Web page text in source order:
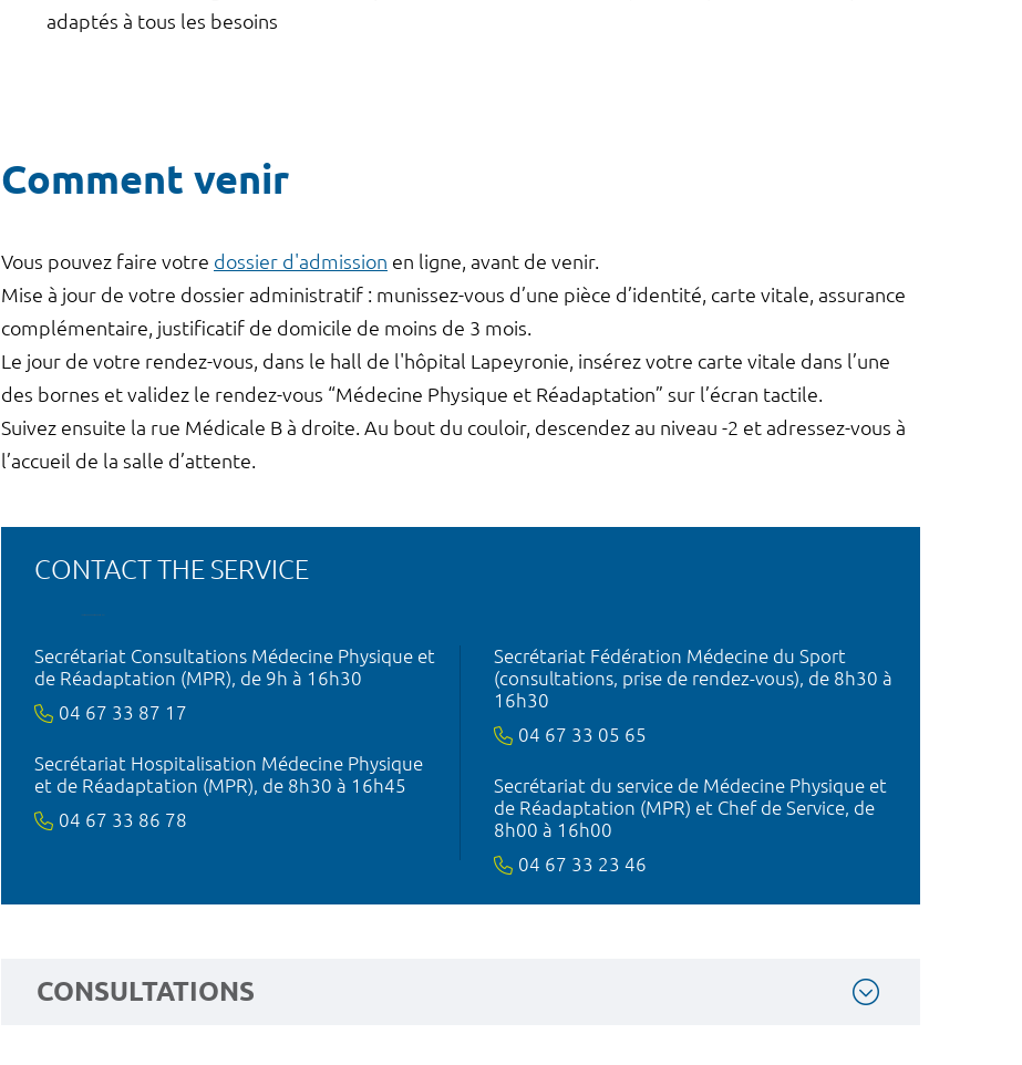
adaptés à tous les besoins
Comment venir
Vous pouvez faire votre dossier d'admission en ligne, avant de venir.
Mise à jour de votre dossier administratif : munissez-vous d’une pièce d’identité, carte vitale, assurance
complémentaire, justificatif de domicile de moins de 3 mois.
Le jour de votre rendez-vous, dans le hall de l'hôpital Lapeyronie, insérez votre carte vitale dans l’une
des bornes et validez le rendez-vous “Médecine Physique et Réadaptation” sur l’écran tactile.
Suivez ensuite la rue Médicale B à droite. Au bout du couloir, descendez au niveau -2 et adressez-vous à
l’accueil de la salle d’attente.
CONTACT THE SERVICE
Secrétariat Consultations Médecine Physique et
de Réadaptation (MPR), de 9h à 16h30
04 67 33 87 17
Secrétariat Hospitalisation Médecine Physique
et de Réadaptation (MPR), de 8h30 à 16h45
04 67 33 86 78
Secrétariat Fédération Médecine du Sport
(consultations, prise de rendez-vous), de 8h30 à
16h30
04 67 33 05 65
Secrétariat du service de Médecine Physique et
de Réadaptation (MPR) et Chef de Service, de
8h00 à 16h00
04 67 33 23 46
CONSULTATIONS